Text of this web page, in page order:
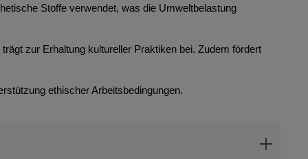
Stoffe verwendet, was die Umweltbelastung
zur Erhaltung kultureller Praktiken bei. Zudem fördert
ethischer Arbeitsbedingungen.